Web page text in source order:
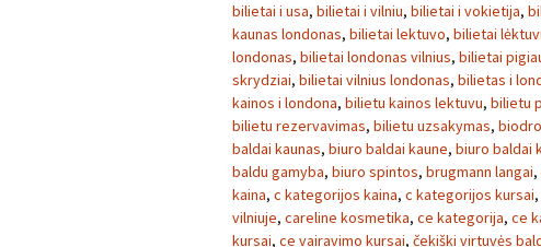
bilietai i usa, bilietai i vilniu, bilietai i vokietija,
kaunas londonas, bilietai lektuvo, bilietai
londonas, bilietai londonas vilnius, bilietai
skrydziai, bilietai vilnius londonas, bilietas i
kainos i londona, bilietu kainos lektuvu, bilietu
bilietu rezervavimas, bilietu uzsakymas,
baldai kaunas, biuro baldai kaune, biuro baldai
baldu gamyba, biuro spintos, brugmann langai,
kaina, c kategorijos kaina, c kategorijos kursai,
vilniuje, careline kosmetika, ce kategorija, ce
kursai, ce vairavimo kursai, čekiški virtuvės